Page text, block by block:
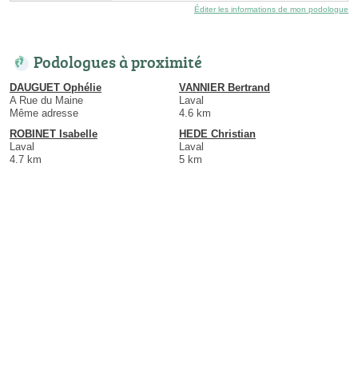
Éditer les informations de mon podologue
Podologues à proximité
DAUGUET Ophélie
A Rue du Maine
Même adresse
VANNIER Bertrand
Laval
4.6 km
ROBINET Isabelle
Laval
4.7 km
HEDE Christian
Laval
5 km